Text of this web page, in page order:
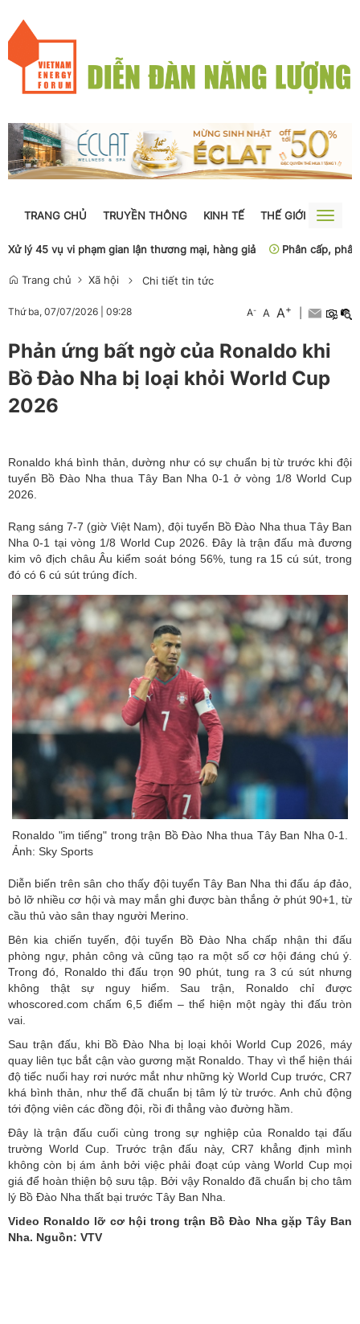
TRANG CHỦ TRUYỀN THÔNG KINH TẾ THẾ GIỚI
Toggle
lý 45 vụ vi phạm gian lận thương mại, hàng giả
Phân cấp, phân
Trang chủ Xã hội Chi tiết tin tức
Thứ ba, 07/07/2026 09:28 A- A A+
Phản ứng bất ngờ của Ronaldo khi
Bồ Đào Nha bị loại khỏi World Cup
2026
Ronaldo khá bình thản, dường như có sự chuẩn bị từ trước khi đội
tuyển Bồ Đào Nha thua Tây Ban Nha 0-1 ở vòng 1/8 World Cup
2026.
Rạng sáng 7-7 (giờ Việt Nam), đội tuyển Bồ Đào Nhathua Tây Ban
Nha 0-1 tại vòng 1/8 World Cup 2026. Đây là trận đấu mà đương
kim vô địch châu Âu kiểm soát bóng 56%, tung ra 15 cú sút, trong
đó có 6 cú sút trúng đích.
Ronaldo "im tiếng" trong trận Bồ Đào Nha thua Tây Ban Nha 0-1.
Ảnh: Sky Sports
Diễn biến trên sân cho thấy đội tuyển Tây Ban Nha thi đấu áp đảo,
bỏ lỡ nhiều cơ hội và may mắn ghi được bàn thắng ở phút 90+1, từ
cầu thủ vào sân thay người Merino.
Bên kia chiến tuyến, đội tuyển Bồ Đào Nha chấp nhận thi đấu
phòng ngự, phản công và cũng tạo ra một số cơ hội đáng chú ý.
Trong đó, Ronaldo thi đấu trọn 90 phút, tung ra 3 cú sút nhưng
không thật sự nguy hiểm. Sau trận, Ronaldo chỉ được
whoscored.com chấm 6,5 điểm – thể hiện một ngày thi đấu tròn
vai.
Sau trận đấu, khi Bồ Đào Nha bị loại khỏi World Cup 2026, máy
quay liên tục bắt cận vào gương mặt Ronaldo. Thay vì thể hiện thái
độ tiếc nuối hay rơi nước mắt như những kỳ World Cup trước, CR7
khá bình thản, như thể đã chuẩn bị tâm lý từ trước. Anh chủ động
tới động viên các đồng đội, rồi đi thẳng vào đường hầm.
Đây là trận đấu cuối cùng trong sự nghiệp của Ronaldotại đấu
trường World Cup. Trước trận đấu này, CR7 khẳng định mình
không còn bị ám ảnh bởi việc phải đoạt cúp vàng World Cup mọi
giá để hoàn thiện bộ sưu tập. Bởi vậy Ronaldo đã chuẩn bị cho tâm
lý Bồ Đào Nha thất bại trước Tây Ban Nha.
Video Ronaldo lỡ cơ hội trong trận Bồ Đào Nha gặp Tây Ban
Nha. Nguồn: VTV